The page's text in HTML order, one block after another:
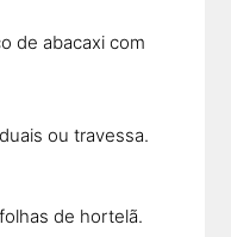
de abacaxi com
ou travessa.
de hortelã.